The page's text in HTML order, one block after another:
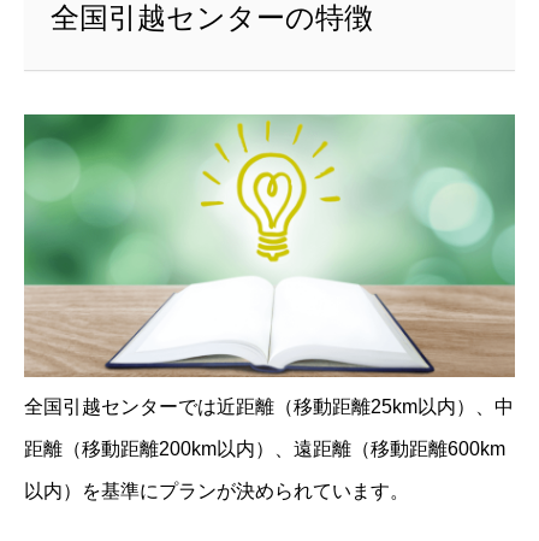
全国引越センターの特徴
全国引越センターでは近距離（移動距離25km以内）、中
距離（移動距離200km以内）、遠距離（移動距離600km
以内）を基準にプランが決められています。